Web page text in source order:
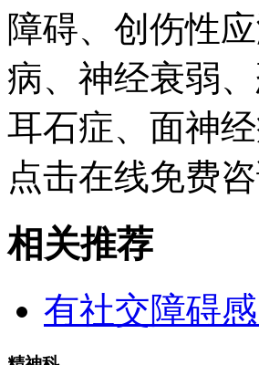
障碍、创伤性
病、神经衰弱
耳石症、面神
点击在线免费
相关推荐
有社交障碍